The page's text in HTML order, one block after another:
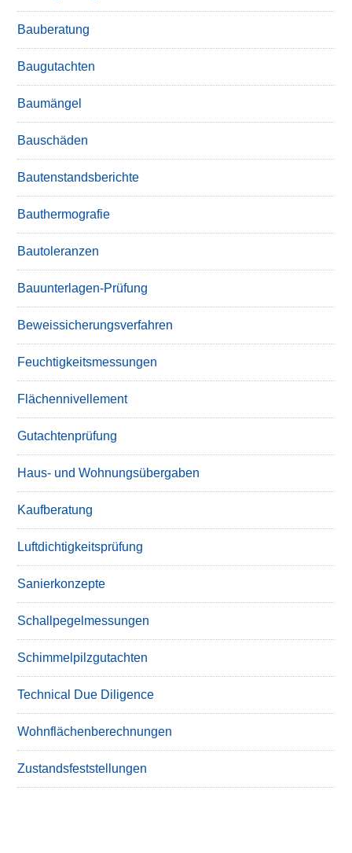
Bauberatung
Baugutachten
Baumängel
Bauschäden
Bautenstandsberichte
Bauthermografie
Bautoleranzen
Bauunterlagen-Prüfung
Beweissicherungsverfahren
Feuchtigkeitsmessungen
Flächennivellement
Gutachtenprüfung
Haus- und Wohnungsübergaben
Kaufberatung
Luftdichtigkeitsprüfung
Sanierkonzepte
Schallpegelmessungen
Schimmelpilzgutachten
Technical Due Diligence
Wohnflächenberechnungen
Zustandsfeststellungen